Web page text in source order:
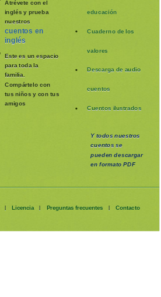
Atrévete con el
inglés y prueba
nuestros
cuentos en
inglés
Este es un espacio
para toda la
familia
Compártelo con
tus niños y con tus
amigos
educación
Cuaderno de los
valores
Descarga de audio
cuentos
Cuentos ilustrados
Y todos nuestros
cuentos se
puedendescargar
en formato PDF
| Licencia | Preguntas frecuentes | Contacto